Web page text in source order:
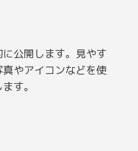
公開します。見やす
やアイコンなどを使
す。